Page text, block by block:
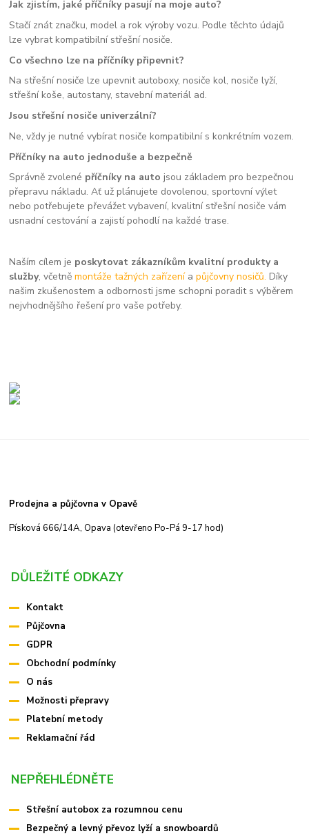
Jak zjistím, jaké příčníky pasují na moje auto?
Stačí znát značku, model a rok výroby vozu. Podle těchto údajů
lze vybrat kompatibilní střešní nosiče.
Co všechno lze na příčníky připevnit?
Na střešní nosiče lze upevnit autoboxy, nosiče kol, nosiče lyží,
střešní koše, autostany, stavební materiál ad.
Jsou střešní nosiče univerzální?
Ne, vždy je nutné vybírat nosiče kompatibilní s konkrétním vozem.
Příčníky na auto jednoduše a bezpečně
Správně zvolené příčníky na auto jsou základem pro bezpečnou
přepravu nákladu. Ať už plánujete dovolenou, sportovní výlet
nebo potřebujete převážet vybavení, kvalitní střešní nosiče vám
usnadní cestování a zajistí pohodlí na každé trase.
Naším cílem je poskytovat zákazníkům kvalitní produkty a
služby, včetněmontáže tažných zařízení apůjčovny nosičů. Díky
našim zkušenostem a odbornosti jsme schopni poradit s výběrem
nejvhodnějšího řešení pro vaše potřeby.
Prodejna a půjčovna v Opavě
Písková 666/14A, Opava (otevřeno Po-Pá 9-17 hod)
DŮLEŽITÉ ODKAZY
Kontakt
Půjčovna
GDPR
Obchodní podmínky
O nás
Možnosti přepravy
Platební metody
Reklamační řád
NEPŘEHLÉDNĚTE
Střešní autobox za rozumnou cenu
Bezpečný a levný převoz lyží a snowboardů